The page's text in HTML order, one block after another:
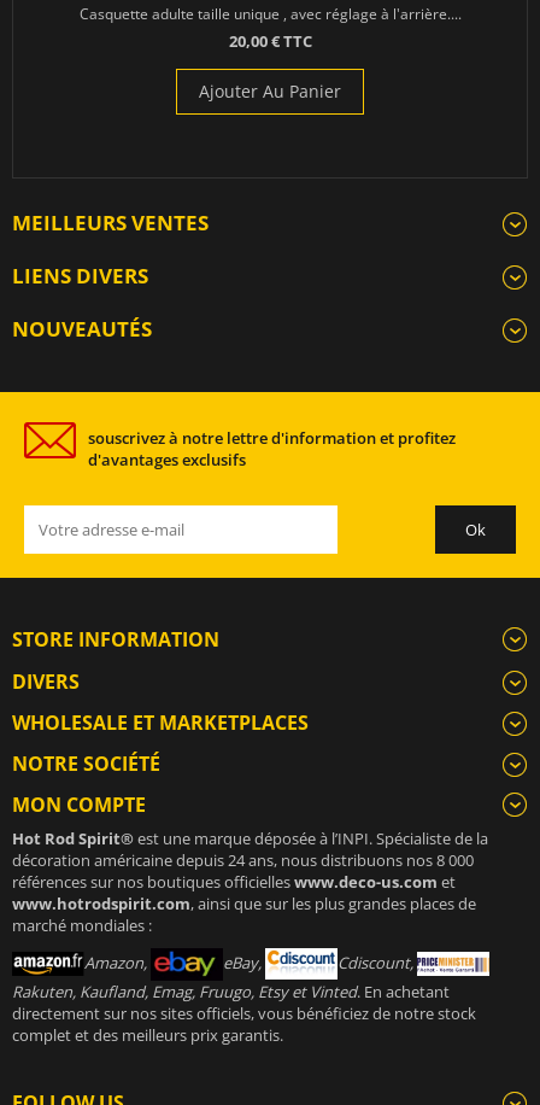
Casquette adulte taille unique , avec réglage à l'arrière....
20,00 € TTC
Ajouter Au Panier
MEILLEURS VENTES
LIENS DIVERS
NOUVEAUTÉS
souscrivez à notre lettre d'information et profitez
d'avantages exclusifs
STORE INFORMATION
DIVERS
WHOLESALE ET MARKETPLACES
NOTRE SOCIÉTÉ
MON COMPTE
Hot Rod Spirit®est une marque déposée à l’INPI. Spécialiste de la
décoration américaine depuis 24 ans, nous distribuons nos 8 000
références sur nos boutiques officielleswww.deco-us.com et
www.hotrodspirit.com, ainsi que sur les plus grandes places de
marché mondiales :
Amazon,
eBay,
Cdiscount,
Rakuten, Kaufland, Emag, Fruugo, Etsy et Vinted. En achetant
directement sur nos sites officiels, vous bénéficiez de notre stock
complet et des meilleurs prix garantis.